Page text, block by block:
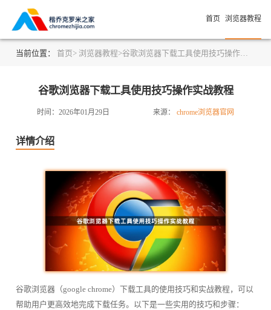
首页 浏览器教程
当前位置： 首页> 浏览器教程>谷歌浏览器下载工具使用技巧操作实战教程
谷歌浏览器下载工具使用技巧操作实战教程
时间：2026年01月29日 来源： chrome浏览器官网
详情介绍
谷歌浏览器（google chrome）下载工具的使用技巧和实战教程，可以
帮助用户更高效地完成下载任务。以下是一些实用的技巧和步骤：